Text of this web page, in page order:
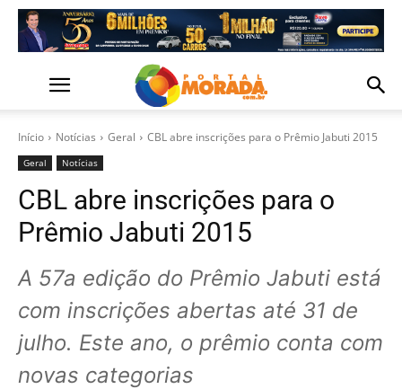
Início Notícias Geral CBL abre inscrições para o Prêmio Jabuti 2015
Geral Notícias
CBL abre inscrições para o
Prêmio Jabuti 2015
A 57a edição do Prêmio Jabuti está
com inscrições abertas até 31 de
julho. Este ano, o prêmio conta com
novas categorias